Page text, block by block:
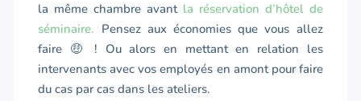
la même chambre avant la réservation d’hôtel de
séminaire. Pensez aux économies que vous allez
faire 🤑 ! Ou alors en mettant en relation les
intervenants avec vos employés en amont pour faire
du cas par cas dans les ateliers.